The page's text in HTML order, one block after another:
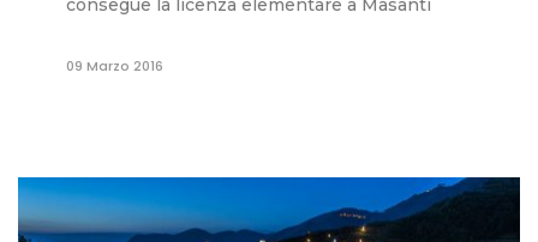
consegue la licenza elementare a Masanti
09 Marzo 2016